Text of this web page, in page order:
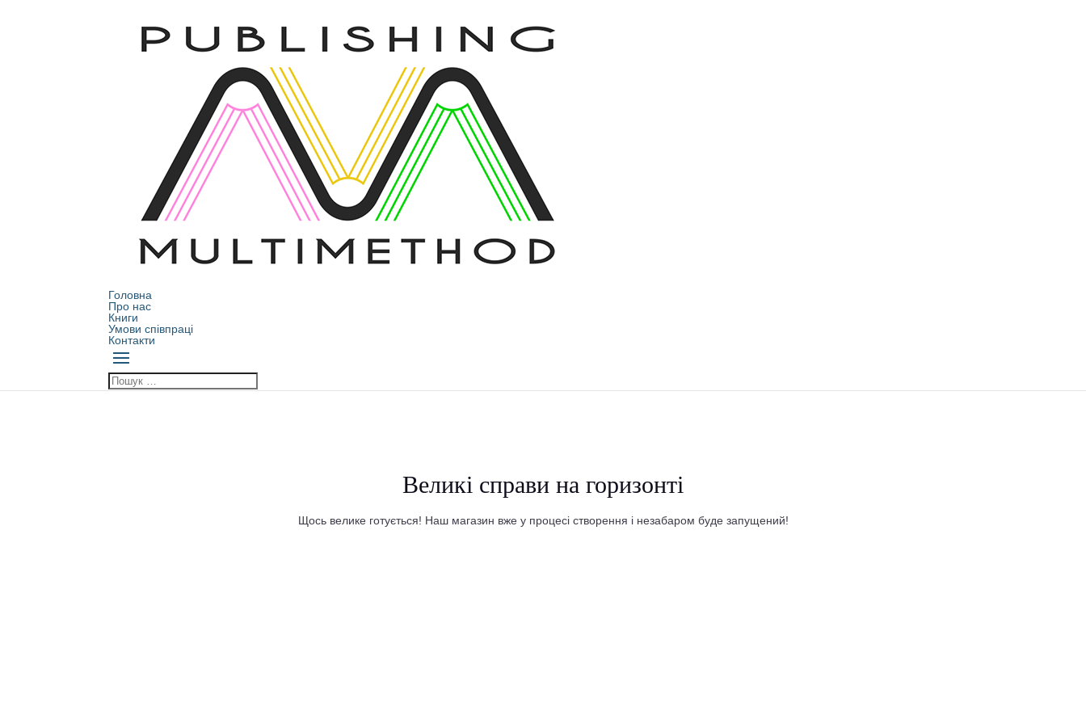
Головна
Про нас
Книги
Умови співпраці
Контакти
Великі справи на горизонті
Щось велике готується! Наш магазин вже у процесі створення і незабаром буде запущений!